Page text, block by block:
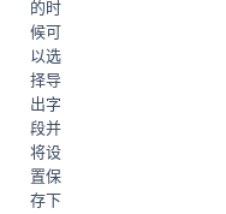
的时
候可
以选
择导
出字
段并
将设
置保
存下